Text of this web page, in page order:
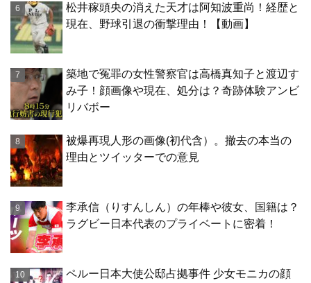
松井稼頭央の消えた天才は阿知波重尚！経歴と
現在、野球引退の衝撃理由！【動画】
築地で冤罪の女性警察官は高橋真知子と渡辺す
み子！顔画像や現在、処分は？奇跡体験アンビ
リバボー
被爆再現人形の画像(初代含）。撤去の本当の
理由とツイッターでの意見
李承信（りすんしん）の年棒や彼女、国籍は？
ラグビー日本代表のプライベートに密着！
ペルー日本大使公邸占拠事件 少女モニカの顔